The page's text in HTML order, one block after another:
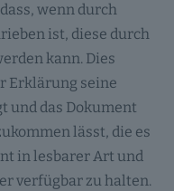
wenn durch
ist, diese durch
kann. Dies
Erklärung seine
und das Dokument
lässt, die es
in lesbarer Art und
verfügbar zu halten.